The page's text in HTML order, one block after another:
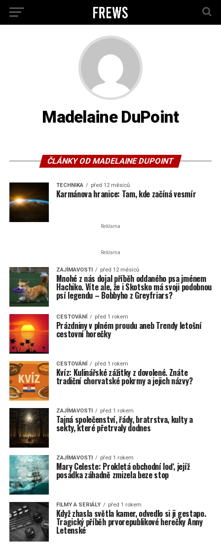
Madelaine DuPoint
ČLÁNKY OD MADELAINE DUPOINT
TECHNIKA před 12 měsíců
Karmánova hranice: Tam, kde začíná vesmír
Reklama
Reklama
ZAJÍMAVOSTI před 12 měsíců
Mnohé z nás dojal příběh oddaného psa jménem
Hachiko. Víte ale, že i Skotsko má svoji podobnou
psí legendu – Bobbyho z Greyfriars?
CESTOVÁNÍ před 1 rokem
Prázdniny v plném proudu aneb Trendy letošní
cestovní horečky
CESTOVÁNÍ před 1 rokem
Kvíz: Kulinářské zážitky z dovolené. Znáte
tradiční chorvatské pokrmy a jejich názvy?
ZAJÍMAVOSTI před 1 rokem
Tajná společenství, řády, bratrstva, kulty a
sekty, které přetrvaly dodnes
ZAJÍMAVOSTI před 1 rokem
Mary Celeste: Prokletá obchodní loď, jejíž
posádka záhadně zmizela beze stop
FILMY A SERIÁLY před 1 rokem
Když zhasla světla kamer, odvedlo si ji gestapo.
Tragický příběh prvorepublikové herečky Anny
Letenské